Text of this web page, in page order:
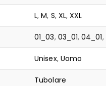
L,M, S, XL,XXL
01_03, 03_01,04_01,
Unisex, Uomo
Tubolare